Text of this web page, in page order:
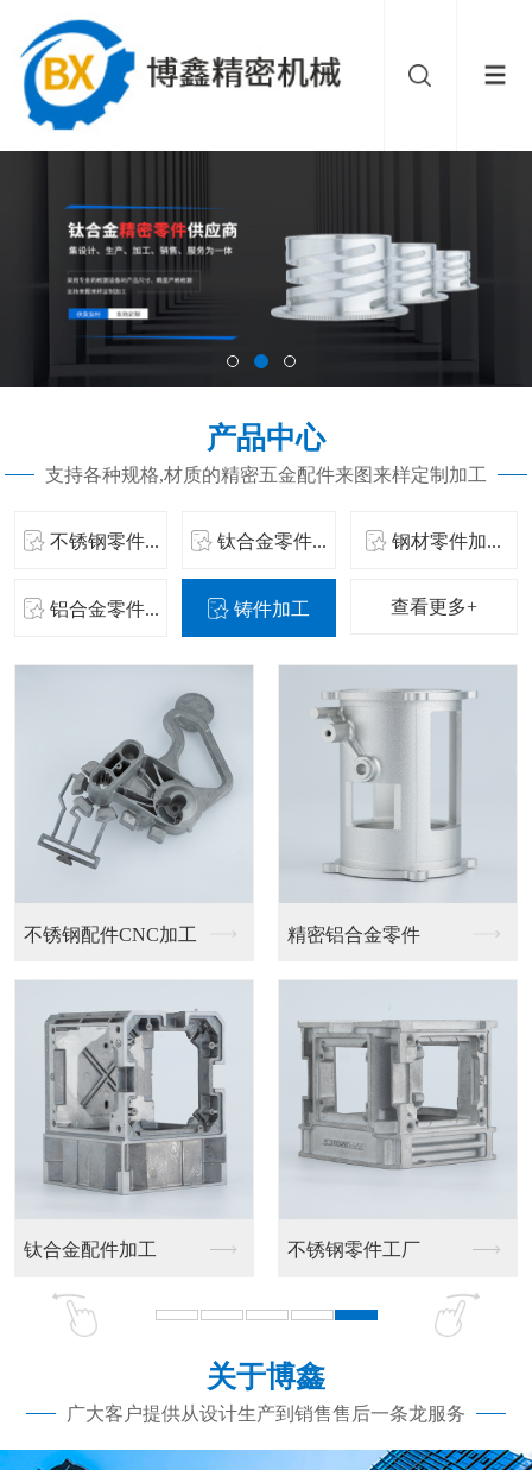
产品中心
支持各种规格,材质的精密五金配件来图来样定制加工
不锈钢零件... 钛合金零件... 钢材零件加...
铝合金零件... 铸件加工 查看更多+
CNC钛合金零件
精密铝合金零件
不锈钢零件工厂
关于博鑫
广大客户提供从设计生产到销售售后一条龙服务